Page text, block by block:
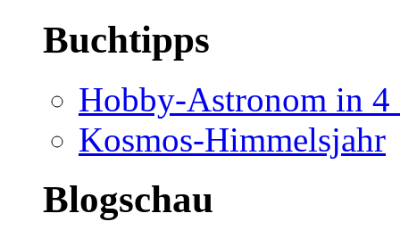
Buchtipps
Hobby-Astronom in 4
Kosmos-Himmelsjahr
Blogschau